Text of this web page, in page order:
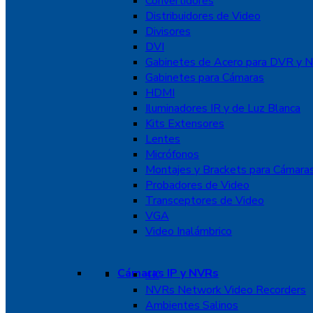
Distribuidores de Video
Divisores
DVI
Gabinetes de Acero para DVR y
Gabinetes para Cámaras
HDMI
Iluminadores IR y de Luz Blanca
Kits Extensores
Lentes
Micrófonos
Montajes y Brackets para
Probadores de Video
Transceptores de Video
VGA
Video Inalámbrico
Cámaras IP y NVRs
4K
NVRs Network Video Recorders
Ambientes Salinos